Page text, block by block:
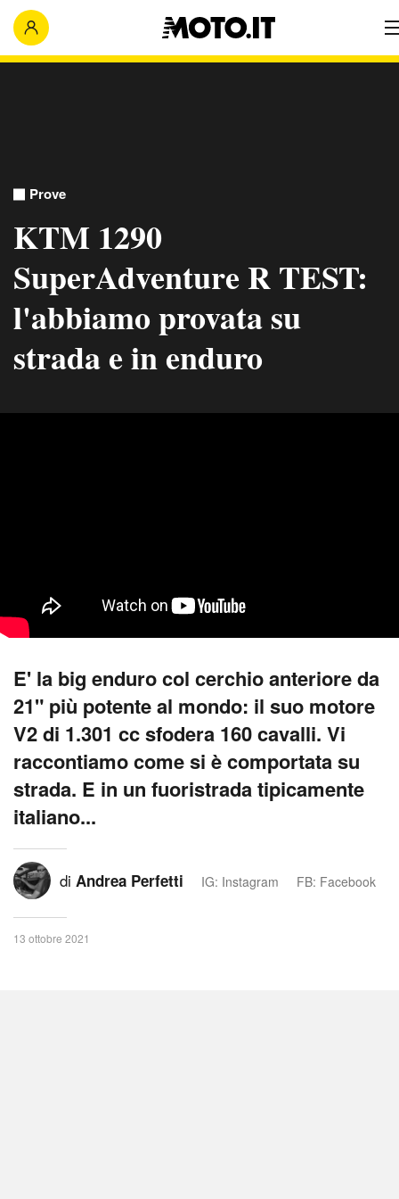
Prove
KTM 1290
SuperAdventure R TEST:
l'abbiamo provata su
strada e in enduro
E' la big enduro col cerchio anteriore da
21" più potente al mondo: il suo motore
V2 di 1.301 cc sfodera 160 cavalli. Vi
raccontiamo come si è comportata su
strada. E in un fuoristrada tipicamente
italiano...
di Andrea Perfetti IG: Instagram FB: Facebook
13 ottobre 2021